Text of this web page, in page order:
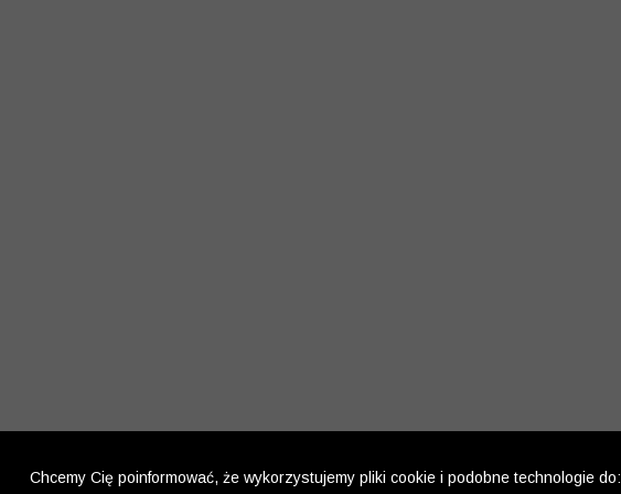
Chcemy Cię poinformować, że wykorzystujemy pliki cookie i podobne technologie do: